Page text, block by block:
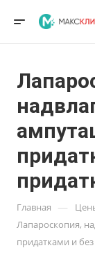
Главная —
Лапароскопия,
придатками и